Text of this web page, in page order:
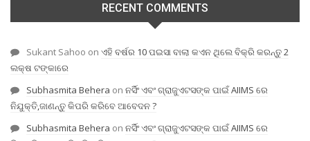
RECENT COMMENTS
Sukant Sahoo on ଏହି ବର୍ଷର 10 ପଇସା ବାଲା କଏନ ଥିଲେ ବିକ୍ରି କରନ୍ତୁ 2
ଲକ୍ଷ ଟଙ୍କାରେ
Subhasmita Behera on ନର୍ସିଂ ଏବଂ ଗ୍ରାଜୁଏଟସଙ୍କ ପାଇଁ AIIMS ରେ
ନିଯୁକ୍ତି,ଜାଣନ୍ତୁ କିପରି କରିବେ ଆବେଦନ ?
Subhasmita Behera on ନର୍ସିଂ ଏବଂ ଗ୍ରାଜୁଏଟସଙ୍କ ପାଇଁ AIIMS ରେ